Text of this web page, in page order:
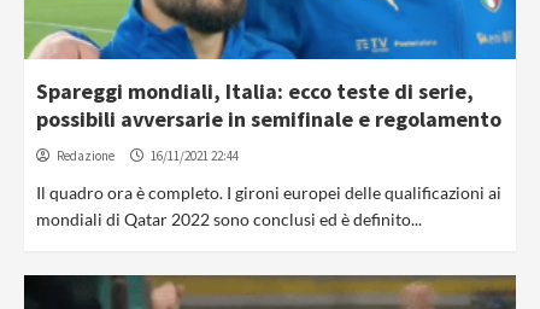
Spareggi mondiali, Italia: ecco teste di serie,
possibili avversarie in semifinale e regolamento
Redazione 16/11/2021 22:44
Il quadro ora è completo. I gironi europei delle qualificazioni ai
mondiali di Qatar 2022 sono conclusi ed è definito...